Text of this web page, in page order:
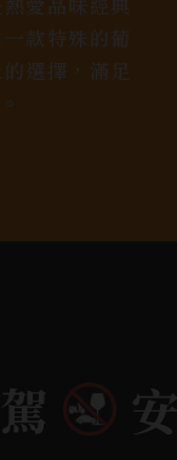
愛品味經典
款特殊的葡
選擇，滿足
-酒類專賣｜